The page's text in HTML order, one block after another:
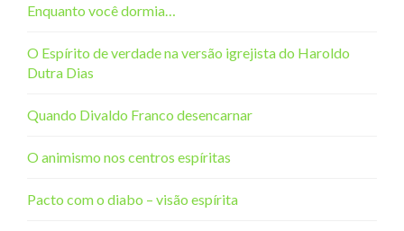
Enquanto você dormia…
O Espírito de verdade na versão igrejista do Haroldo
Dutra Dias
Quando Divaldo Franco desencarnar
O animismo nos centros espíritas
Pacto com o diabo – visão espírita